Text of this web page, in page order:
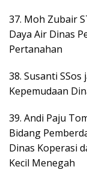
37. Moh Zubair
Daya Air Dinas
Pertanahan
38. Susanti
Kepemudaan
39. Andi Paju
Bidang
Dinas Koperasi
Kecil Menegah